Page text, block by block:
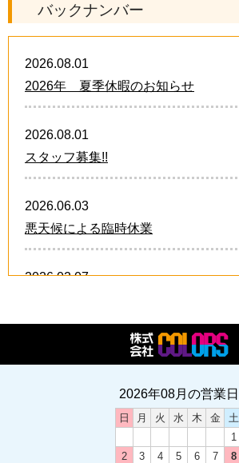
バックナンバー
2026.08.01
2026年 夏季休暇のお知らせ
2026.08.01
スタッフ募集!!
2026.06.03
悪天候による臨時休業
2026.02.07
2026年08月の営業日
日 月 火 水 木 金
土
1
2
3 4 5 6 7
8